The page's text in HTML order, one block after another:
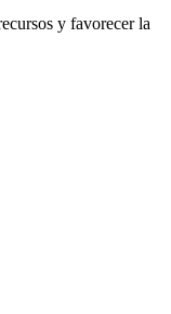
y favorecer la